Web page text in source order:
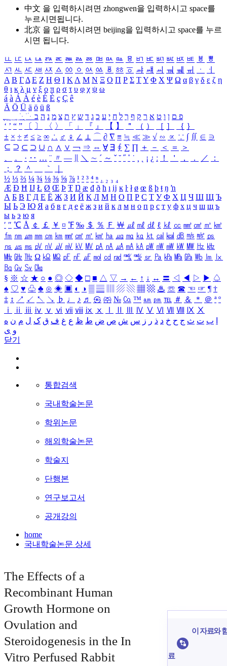
中文 을 입력하시려면 zhongwen을 입력하시고 space를
누르시면됩니다.
北京 을 입력하시려면 beijing을 입력하시고 space를 누르
시면 됩니다.
ㅥ ㅦ ㅧ ㅨ ㅩ ㅪ ㅫ ㅬ ㅭ ㅮ ㅯ ㅰ ㅱ ㅲ ㅳ ㅴ ㅵ ㅶ ㅷ ㅸ
ㅹ
ㅺ ㅻ ㅼ ㅽ ㅾ ㅿ ㆀ ㆁ ㆂ ㆃ ㆄ ㆅ ㆆ ㆇ ㆈ ㆉ ㆊ ㆋ ㆌ ㆍ
ㆎ
Α Β ΓΔ Ε Ζ Η Θ Ι ΚΛ Μ Ν Ξ Ο Π Ρ Σ ΤΥ Φ Χ Ψ Ω α β γ δ ε ζ η
θ ι κ λ μ ν ξ ο π ρ σ τ υ φ χ ψ ω
á à Á À é è É È ç Ç ê
Ä Ö Ü ä ö ü ß
ִֶֹ ֻּ ׁׂ פ ם ן ו ט א ר ק ף ך ל ח י ע כ ג ד ש ץ ת צ מ נ ה ב
‘ ’ “ ” 〔 〕 〈 〉 「 」 『 』 【 】 ＂ （ ） ［ ］ ｛ ｝
± × ÷ ≠ ≤ ≥ ∞ ∴ ♂ ♀ ∠ ⊥ ⌒ ∂ ∇ ≡ ≒ ≪ ≫ √ ∽ ∝ ∵ ∫ ∬ ∈ ∋
⊆ ⊇ ⊂ ⊃ ∪ ∩ ∧ ∨ ￢ ⇒ ⇔ ∀ ∃ ∮ ∑ ∏ ＋ － ＜ ＝
＞
、
。 · ‥ … ¨ 〃 ― ＼ ∼ ´ ～ ˇ ˘ ˝ ˚ ˙ ¸ ¡ ¿ ː ！ ＇ ， ． ／
：
；
？ ＾ ｀
½ ⅓ ⅔ ¼ ¾ ⅛ ⅜ ⅝ ⅞ ¹ ² ³ ⁴ ⁿ ₁ ₂ ₃ ₄
Æ Ð Ħ Ĳ Ł Ø Œ Þ Ŧ Ŋ æ đ ð ħ ı ĳ ĸ ŀ ł ø œ ß þ ŧ ŋ ŉ
А Б В Г Д Е Ё Ж З И Й К Л М Н О П Р С Т У Ф Х Ц Ч Ш Щ Ъ
Ы Ь Э Ю Я а б в г д е ё ж з и й к л м н о п р с т у ф х ц ч ш щ ъ
ы ь э ю я
′ ″ ℃ Å ￠ ￡ ￥ ¤ ℉ ‰ ＄ ％ Ｆ ￦ ㎕ ㎖ ㎗ ℓ ㎘ ㏄ ㎣ ㎤ ㎥ ㎦
㎙ ㎚ ㎛ ㎜ ㎝ ㎞ ㎟ ㎠ ㎡ ㎢ ㏊ ㎍ ㎎ ㎏ ㏏ ㎈ ㎉ ㏈ ㎧ ㎨ ㎰
㎱ ㎲ ㎳ ㎴ ㎵ ㎶ ㎷ ㎸ ㎹ ㎀ ㎁ ㎂ ㎃ ㎄ ㎺ ㎻ ㎽ ㎾ ㎿ ㎐ ㎑
㎒ ㎓ ㎔ Ω ㏀ ㏁ ㎊ ㎋ ㎌ ㏖ ㏅ ㎭ ㎮ ㎯ ㏛ ㎩ ㎪ ㎫ ㎬ ㏝ ㏐
㏓
㏃ ㏉ ㏜ ㏆
§ ※ ☆ ★ ○ ● ◎ ◇ ◆ □ ■ △ ▽ → ← ↑ ↓ ↔ 〓 ◁ ◀ ▷ ▶ ♤
♠ ♡ ♥ ♧ ♣ ⊙ ◈ ▣ ◐ ◑ ▒ ▤ ▨ ▧ ▦ ▩ ♨ ☏ ☎ ☜ ☞ ¶ †
‡ ↕ ↗ ↙ ↖ ↘ ♭ ♩ ♪ ♬ ㉿ ㈜ № ㏇ ™ ㏂ ㏘ ℡ ＃ ＆ ＊ ＠ ª º
ⅰ
ⅱ ⅲ ⅳ ⅴ ⅵ ⅶ ⅷ ⅸ ⅹ Ⅳ Ⅴ Ⅵ Ⅶ Ⅷ Ⅸ Ⅹ
ب ت ث ج ح خ د ذ ر ز س ش ص ض ط ظ ع غ ف ق ک ل م ن ه
و ی
닫기
통합검색
국내학술논문
학위논문
해외학술논문
학술지
단행본
연구보고서
공개강의
home
국내학술논문 상세
The Effects of a
Recombinant Human
Growth Hormone on
Ovulation and
Steroidogenesis in the In
Vitro Perfused Rabbit
이 자료와
료